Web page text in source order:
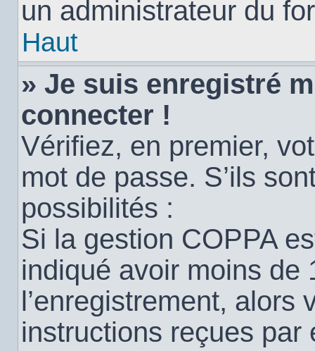
un administrateur du
Haut
» Je suis enregistré
connecter !
Vérifiez, en premier,
mot de passe. S’ils
possibilités :
Si la gestion COPPA
indiqué avoir moins de
l’enregistrement, alors
instructions reçues par